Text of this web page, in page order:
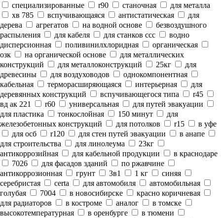
специализированные
r90 станочная
для металла
хв 785
вспучивающаяся антистатическая
для
дерева
агрегатов на водной основе
безвоздушного
распыления
для кабеля для станков ссс
водно
дисперсионная
поливинилхлоридная
органическая
озк
на органической основе
для металлических
конструкций
для металлоконструкций 25кг
для
древесины
для воздуховодов
однокомпонентная
кабельная
терморасширяющаяся интерьерная
для
деревянных конструкций
вспучивающегося типа
r45
вд ак 221
r60 универсальная
для путей эвакуации
для пластика
тонкослойная 150 минут
для
железобетонных конструкций
для потолков r15
в уфе
для осб
r120 для стен путей эвакуации
в анапе
для строительства
для линолеума
23кг
антикоррозийная
для кабельной продукции
в краснодаре
7026
для фасадов зданий
по ржавчине
антикоррозионная
грунт 3в1 1 кг
синяя
серебристая
certa для автомобиля
автомобильная
голубая
7004 в новосибирске
красно коричневая
для радиаторов
в костроме аналог
в томске
высокотемпературная
в оренбурге
в тюмени